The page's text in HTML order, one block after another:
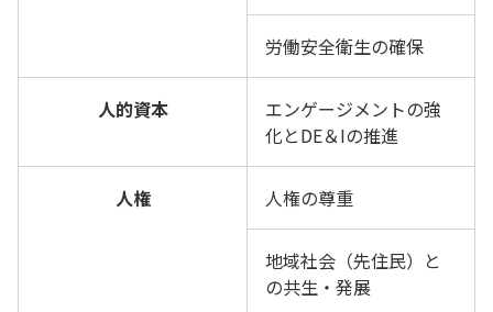
労働安全衛生の確保
人的資本
エンゲージメントの強
化とDE＆Iの推進
人権 人権の尊重
地域社会（先住民）と
の共生・発展